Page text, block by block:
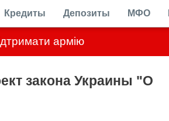
армію
Кредиты Депозиты МФО
закона Украины "О